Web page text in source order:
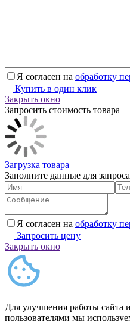
Я согласен на обработку
Купить в один клик
Закрыть окно
Запросить стоимость товара
Загрузка товара
Заполните данные для
Я согласен на обработку
Запросить цену
Закрыть окно
Для улучшения работы сайта
пользователями мы